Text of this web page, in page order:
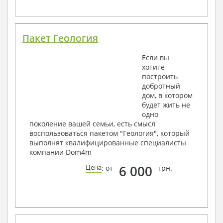
Пакет Геология
Если вы
хотите
построить
добротный
дом, в котором
будет жить не
одно
поколение вашей семьи, есть смысл
воспользоваться пакетом "Геология", который
выполнят квалифицированные специалисты
компании Dom4m
Цена: от 6 000 грн.